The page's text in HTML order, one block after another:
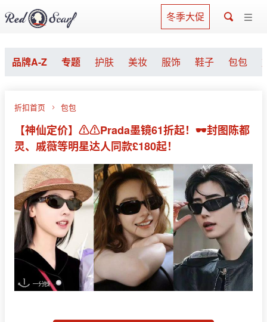
冬季大促
品牌A-Z 专题 护肤 美妆 服饰 鞋子 包包
折扣首页 包包
【神仙定价】⚠️⚠️Prada墨镜61折起！🕶封图陈都
灵、戚薇等明星达人同款£180起！